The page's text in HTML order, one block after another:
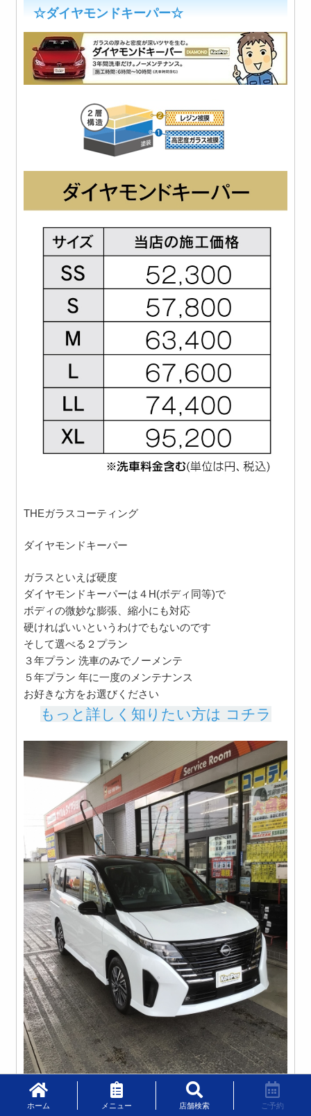
☆ダイヤモンドキーパー☆
THEガラスコーティング
ダイヤモンドキーパー
ガラスといえば硬度
ダイヤモンドキーパーは４H(ボディ同等)で
ボディの微妙な膨張、縮小にも対応
硬ければいいというわけでもないのです
そして選べる２プラン
３年プラン 洗車のみでノーメンテ
５年プラン 年に一度のメンテナンス
お好きな方をお選びください
もっと詳しく知りたい方は コチラ
ホーム メニュー 店舗検索 ご予約